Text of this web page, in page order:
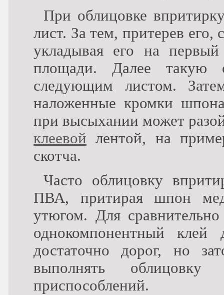
При облицовке
лист. За тем, притерев
укладывая его на
площади. Далее такую
следующим листом.
наложенные кромки
при высыхании может
клеевой лентой, на
скотча.
Часто облицовку
ПВА, притирая шпон
утюгом. Для
однокомпонентный
достаточно дорог, но
выполнять
приспособлений.